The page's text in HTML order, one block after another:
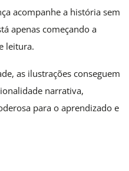
acompanhe a história sem
apenas começando a
leitura.
as ilustrações conseguem
narrativa,
para o aprendizado e